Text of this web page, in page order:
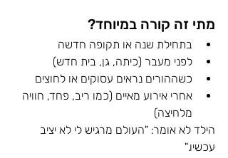
מתי זה קורה במיוחד?
בתחילת שנה או תקופה חדשה
לפני מעבר (כיתה, גן, בית חדש)
כשההורים נראים עסוקים או לחוצים
אחרי אירוע מאיים (כמו ריב, פחד, חוויה
מלחיצה)
הילד לא אומר: "העולם מרגיש לי לא יציב
עכשיו."